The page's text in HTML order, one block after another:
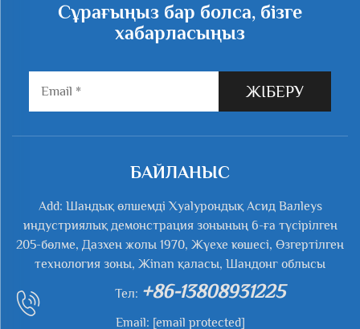
Сұрағыңыз бар болса, бізге
хабарласыңыз
ЖІБЕРУ
БАЙЛАНЫС
Add: Шандық өлшемді Хyalурондық Асид Валleys
индустриялық демонстрация зонының 6-ға түсірілген
205-бөлме, Дазхен жолы 1970, Жүехе көшесі, Өзгертілген
технология зоны, Жinan қаласы, Шандонг облысы
Тел: +86-13808931225
Email: [email protected]